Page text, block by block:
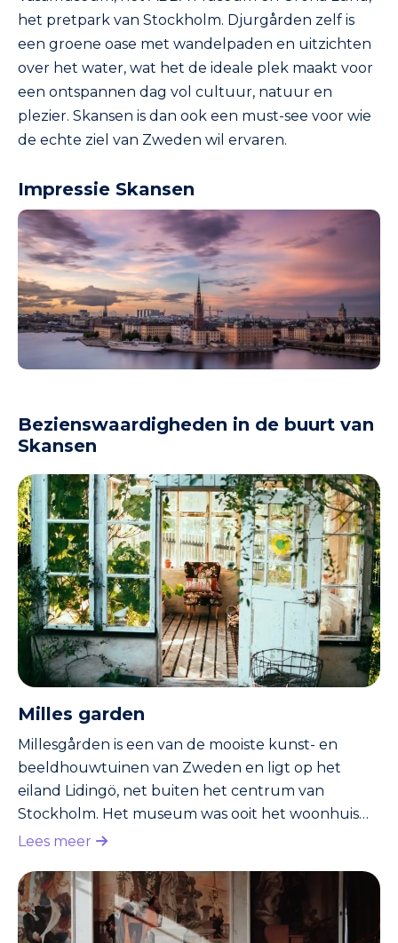
het pretpark van Stockholm. Djurgården zelf is
een groene oase met wandelpaden en uitzichten
over het water, wat het de ideale plek maakt voor
een ontspannen dag vol cultuur, natuur en
plezier. Skansen is dan ook een must-see voor wie
de echte ziel van Zweden wil ervaren.
Impressie Skansen
Bezienswaardigheden in de buurt van
Skansen
Milles garden
Millesgården is een van de mooiste kunst- en
beeldhouwtuinen van Zweden en ligt op het
eiland Lidingö, net buiten het centrum van
Stockholm. Het museum was ooit het woonhuis
en atelier van de beeldhouwer Carl Milles en zijn
openluchtmuseum waar kunst, natuur en
architectuur samen een indrukwekkend geheel
vormen. Geschiedenis Carl Milles, een van
Lees meer